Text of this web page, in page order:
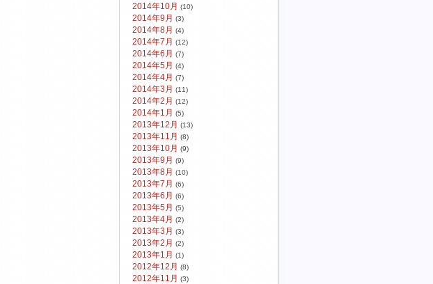
2014年10月 (10)
2014年9月 (3)
2014年8月 (4)
2014年7月 (12)
2014年6月 (7)
2014年5月 (4)
2014年4月 (7)
2014年3月 (11)
2014年2月 (12)
2014年1月 (5)
2013年12月 (13)
2013年11月 (8)
2013年10月 (9)
2013年9月 (9)
2013年8月 (10)
2013年7月 (6)
2013年6月 (6)
2013年5月 (5)
2013年4月 (2)
2013年3月 (3)
2013年2月 (2)
2013年1月 (1)
2012年12月 (8)
2012年11月 (3)